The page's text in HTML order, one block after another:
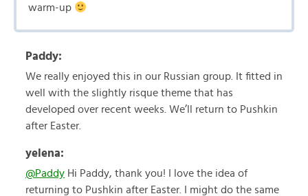
warm-up
Paddy:
We really enjoyed this in our Russian group. It fitted in
well with the slightly risque theme that has
developed over recent weeks. We’ll return to Pushkin
after Easter.
yelena:
@Paddy Hi Paddy, thank you! I love the idea of
returning to Pushkin after Easter. I might do the same